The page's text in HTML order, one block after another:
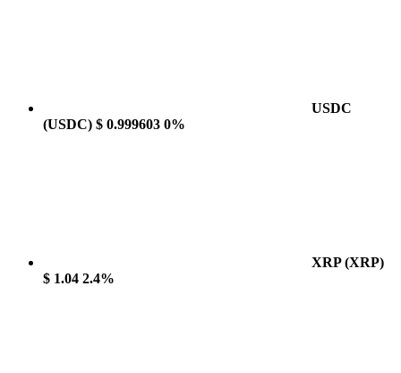
USDC
(USDC) $ 0.999603 0%
XRP(XRP)
$ 1.04 2.4%